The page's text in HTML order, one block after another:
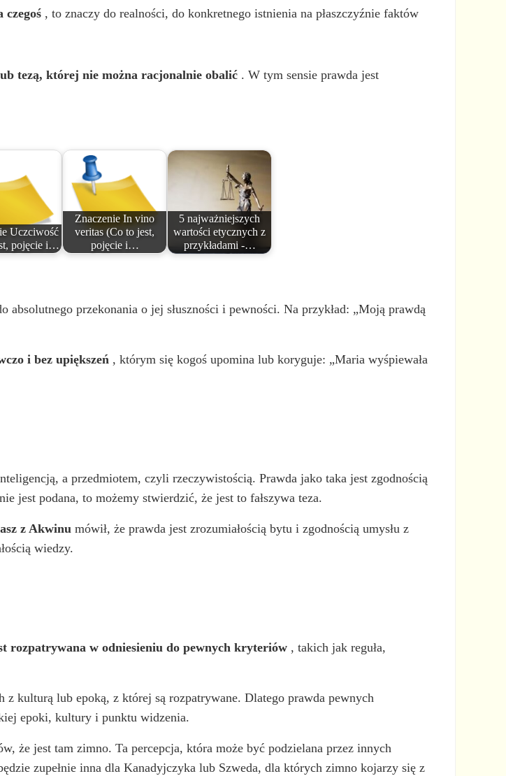
czegoś , to znaczy do realności, do konkretnego istnienia na płaszczyźnie faktów
tezą, której nie można racjonalnie obalić . W tym sensie prawda jest
Uczciwość
pojęcie i…
Znaczenie In vino
veritas (Co to jest,
pojęcie i…
5 najważniejszych
wartości etycznych z
przykładami -…
absolutnego przekonania o jej słuszności i pewności. Na przykład: „Moją prawdą
i bez upiększeń , którym się kogoś upomina lub koryguje: „Maria wyśpiewała
a przedmiotem, czyli rzeczywistością. Prawda jako taka jest zgodnością
jest podana, to możemy stwierdzić, że jest to fałszywa teza.
z Akwinu mówił, że prawda jest zrozumiałością bytu i zgodnością umysłu z
wiedzy.
rozpatrywana w odniesieniu do pewnych kryteriów , takich jak reguła,
kulturą lub epoką, z której są rozpatrywane. Dlatego prawda pewnych
epoki, kultury i punktu widzenia.
że jest tam zimno. Ta percepcja, która może być podzielana przez innych
zupełnie inna dla Kanadyjczyka lub Szweda, dla których zimno kojarzy się z